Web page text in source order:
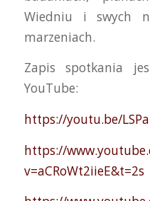
Wiedniu i swych
marzeniach.
Zapis spotkania
YouTube:
https://youtu.be/
https://
v=aCRoWt2iieE&t=2s